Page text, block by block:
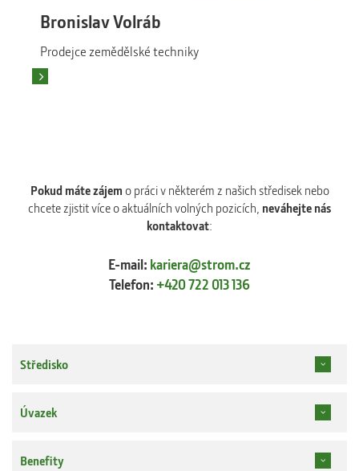
Bronislav Volráb
Prodejce zemědělské techniky
Pokud máte zájem o práci v některém z našich středisek nebo
chcete zjistit více o aktuálních volných pozicích, neváhejte nás
kontaktovat:
E-mail: kariera@strom.cz
Telefon: +420 722 013 136
Středisko
Úvazek
Benefity